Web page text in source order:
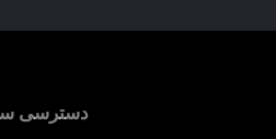
دسترسی سریع